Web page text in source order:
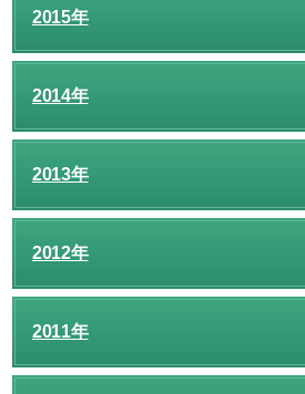
2015年
2014年
2013年
2012年
2011年